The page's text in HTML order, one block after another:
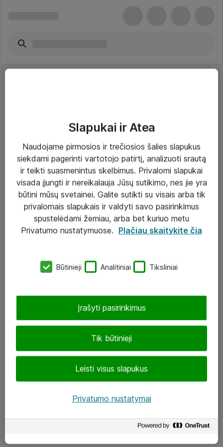
Paslaugos
Sprendimai
Įgyvendinti projektai
Atea ekspertų patarimai verslui
eShop@atea.lt
LinkedIn
Slapukai ir Atea
Naudojame pirmosios ir trečiosios šalies slapukus
siekdami pagerinti vartotojo patirtį, analizuoti srautą
ir teikti suasmenintus skelbimus. Privalomi slapukai
visada įjungti ir nereikalauja Jūsų sutikimo, nes jie yra
būtini mūsų svetainei. Galite sutikti su visais arba tik
privalomais slapukais ir valdyti savo pasirinkimus
spustelėdami žemiau, arba bet kuriuo metu
Privatumo nustatymuose. Plačiau skaitykite čia
Būtinieji Analitiniai Tiksliniai
Tik būtinieji
Leisti visus slapukus
Įrašyti pasirinkimus
Privatumo nustatymai